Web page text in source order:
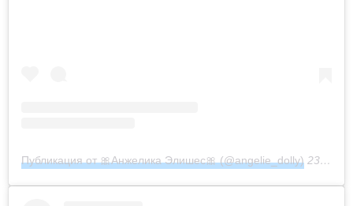
Публикация от 🎀Анжелика Элишес🎀 (@angelie_dolly) 23 Фев 2019 в 2:34 PST